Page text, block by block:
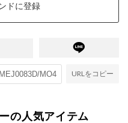
ドに登録
URLをコピー
の人気アイテム